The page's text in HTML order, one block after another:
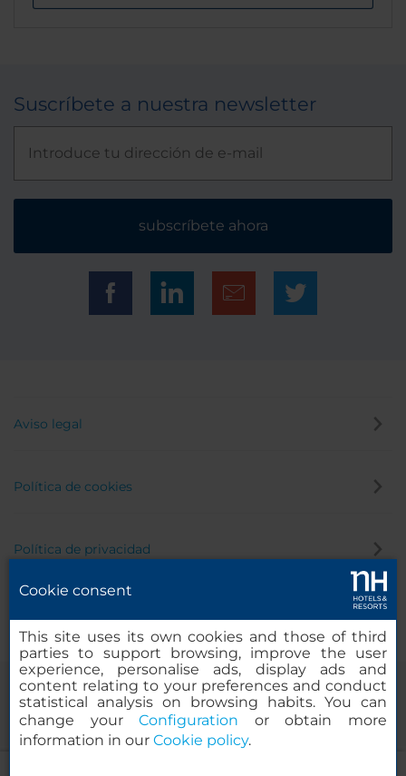
Suscríbete a nuestra newsletter
subscríbete ahora
Aviso legal
Política de cookies
Política de privacidad
Cookie consent
This site uses its own cookies and those of third
parties to support browsing, improve the user
experience, personalise ads, display ads and
content relating to your preferences and conduct
statistical analysis on browsing habits. You can
change yourConfiguration or obtain more
information in our Cookie policy.